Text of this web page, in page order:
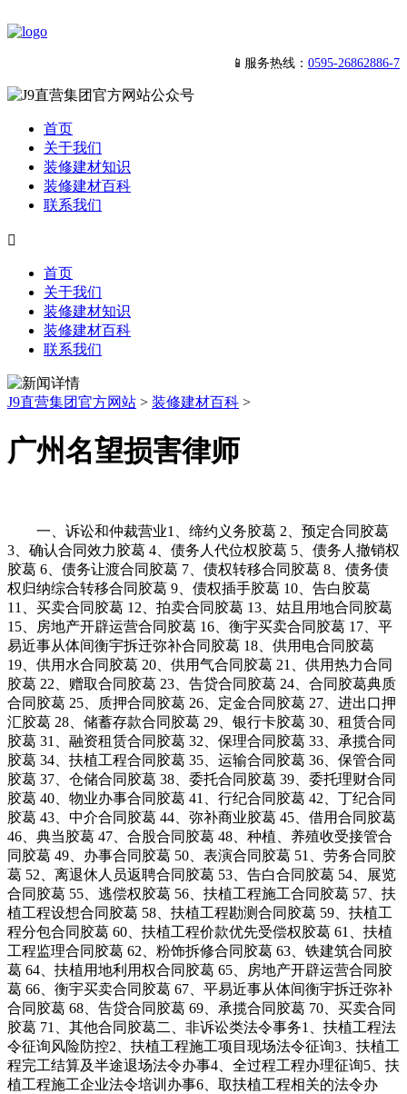
📱服务热线： 0595-26862886-7
首页
关于我们
装修建材知识
装修建材百科
联系我们

首页
关于我们
装修建材知识
装修建材百科
联系我们
J9直营集团官方网站 > 装修建材百科 >
广州名望损害律师
一、诉讼和仲裁营业1、缔约义务胶葛 2、预定合同胶葛
3、确认合同效力胶葛 4、债务人代位权胶葛 5、债务人撤销权
胶葛 6、债务让渡合同胶葛 7、债权转移合同胶葛 8、债务债
权归纳综合转移合同胶葛 9、债权插手胶葛 10、告白胶葛
11、买卖合同胶葛 12、拍卖合同胶葛 13、姑且用地合同胶葛
15、房地产开辟运营合同胶葛 16、衡宇买卖合同胶葛 17、平
易近事从体间衡宇拆迁弥补合同胶葛 18、供用电合同胶葛
19、供用水合同胶葛 20、供用气合同胶葛 21、供用热力合同
胶葛 22、赠取合同胶葛 23、告贷合同胶葛 24、合同胶葛典质
合同胶葛 25、质押合同胶葛 26、定金合同胶葛 27、进出口押
汇胶葛 28、储蓄存款合同胶葛 29、银行卡胶葛 30、租赁合同
胶葛 31、融资租赁合同胶葛 32、保理合同胶葛 33、承揽合同
胶葛 34、扶植工程合同胶葛 35、运输合同胶葛 36、保管合同
胶葛 37、仓储合同胶葛 38、委托合同胶葛 39、委托理财合同
胶葛 40、物业办事合同胶葛 41、行纪合同胶葛 42、丁纪合同
胶葛 43、中介合同胶葛 44、弥补商业胶葛 45、借用合同胶葛
46、典当胶葛 47、合股合同胶葛 48、种植、养殖收受接管合
同胶葛 49、办事合同胶葛 50、表演合同胶葛 51、劳务合同胶
葛 52、离退休人员返聘合同胶葛 53、告白合同胶葛 54、展览
合同胶葛 55、逃偿权胶葛 56、扶植工程施工合同胶葛 57、扶
植工程设想合同胶葛 58、扶植工程勘测合同胶葛 59、扶植工
程分包合同胶葛 60、扶植工程价款优先受偿权胶葛 61、扶植
工程监理合同胶葛 62、粉饰拆修合同胶葛 63、铁建筑合同胶
葛 64、扶植用地利用权合同胶葛 65、房地产开辟运营合同胶
葛 66、衡宇买卖合同胶葛 67、平易近事从体间衡宇拆迁弥补
合同胶葛 68、告贷合同胶葛 69、承揽合同胶葛 70、买卖合同
胶葛 71、其他合同胶葛二、非诉讼类法令事务1、扶植工程法
令征询风险防控2、扶植工程施工项目现场法令征询3、扶植工
程完工结算及半途退场法令办事4、全过程工程办理征询5、扶
植工程施工企业法令培训办事6、取扶植工程相关的法令办